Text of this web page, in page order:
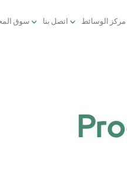
مركز الوسائط اتصل بنا سوق